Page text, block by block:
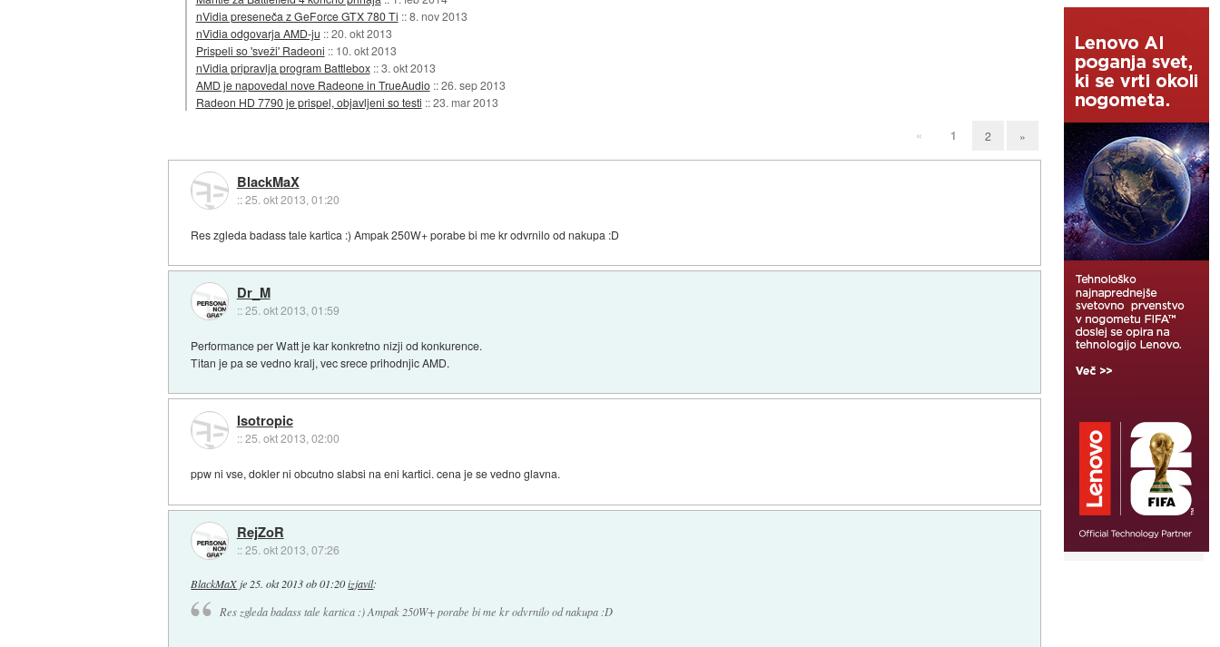
nVidia preseneča z GeForce GTX 780 Ti ::8. nov 2013
nVidia odgovarja AMD-ju ::20. okt 2013
Prispeli so 'sveži' Radeoni :: 10. okt 2013
nVidia pripravlja program Battlebox ::3. okt 2013
AMD je napovedal nove Radeone in TrueAudio ::26. sep 2013
Radeon HD 7790 je prispel, objavljeni so testi ::23. mar 2013
« 1 2 »
BlackMaX
::25. okt 2013, 01:20
Res zgleda badass tale kartica :) Ampak 250W+ porabe bi me kr odvrnilo od nakupa :D
Dr_M
::25. okt 2013, 01:59
Performance per Watt je kar konkretno nizji od konkurence.
Titan je pa se vedno kralj, vec srece prihodnjic AMD.
Isotropic
::25. okt 2013, 02:00
ppw ni vse, dokler ni obcutno slabsi na eni kartici. cena je se vedno glavna.
RejZoR
::25. okt 2013, 07:26
BlackMaXje25. okt 2013 ob 01:20 izjavil:
Res zgleda badass tale kartica :) Ampak 250W+ porabe bi me kr odvrnilo od nakupa :D